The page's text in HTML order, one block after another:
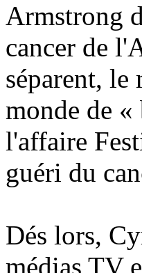
Armstrong
cancer de
séparent, le
monde de «
l'affaire
guéri du
Dés lors,
médias TV